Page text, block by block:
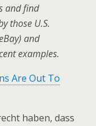
and find
those U.S.
and
examples.
Are Out To
haben, dass